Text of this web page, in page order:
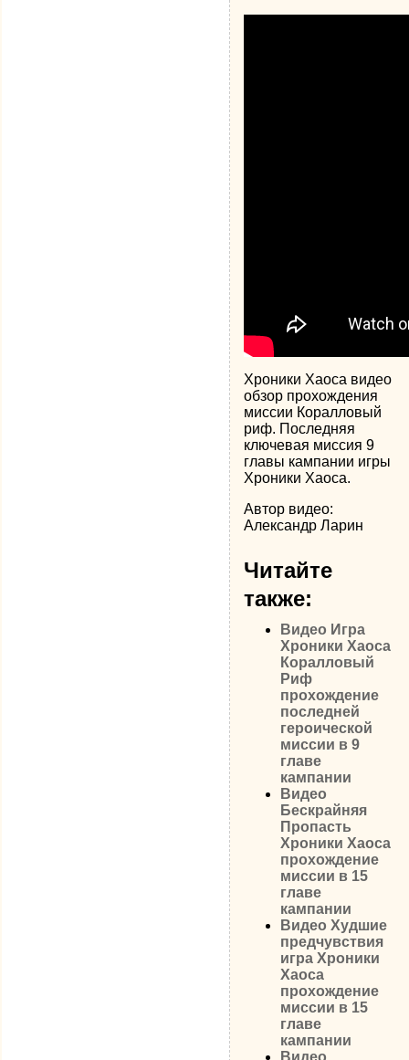
Хроники Хаоса видео
обзор прохождения
миссии Коралловый
риф. Последняя
ключевая миссия 9
главы кампании игры
Хроники Хаоса.
Автор видео:
Александр Ларин
Читайте
также:
Видео Игра
Хроники Хаоса
Коралловый
Риф
прохождение
последней
героической
миссии в 9
главе
кампании
Видео
Бескрайняя
Пропасть
Хроники Хаоса
прохождение
миссии в 15
главе
кампании
Видео Худшие
предчувствия
игра Хроники
Хаоса
прохождение
миссии в 15
главе
кампании
Видео